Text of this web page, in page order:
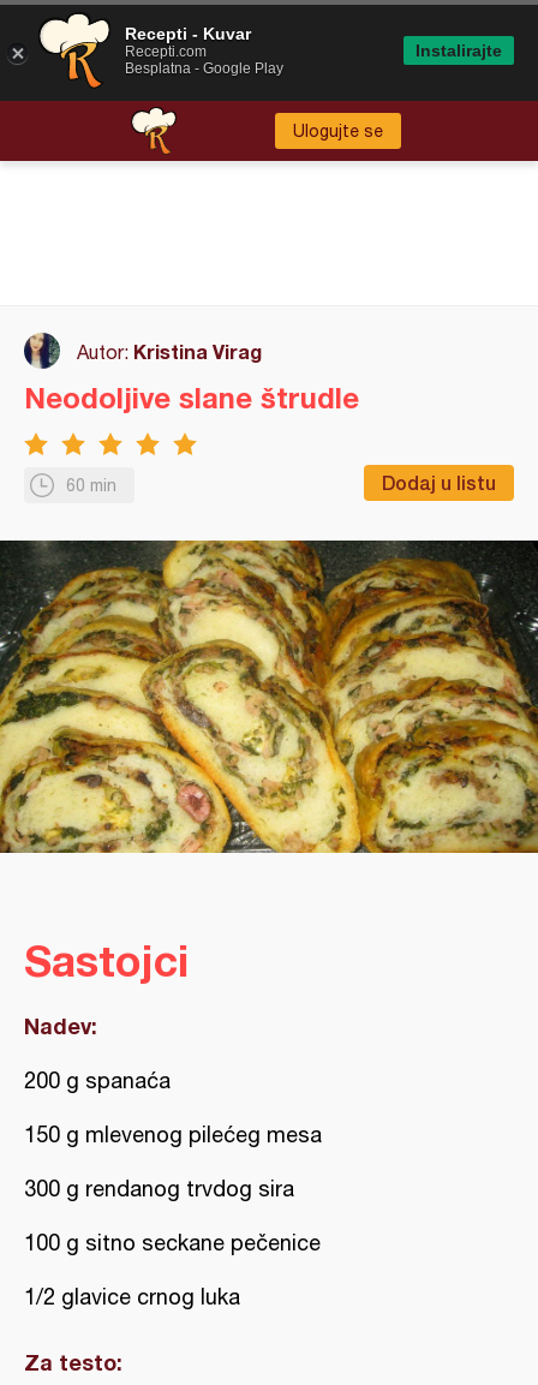
Ulogujte se
Autor: Kristina Virag
60 min Dodaj u listu
Neodoljive slane štrudle
Sastojci
Nadev:
200 g spanaća
150 g mlevenog pilećeg mesa
300 g rendanog trvdog sira
100 g sitno seckane pečenice
1/2 glavice crnog luka
Za testo:
Recepti - Kuvar
Recepti.com
Besplatna - Google Play
Instalirajte